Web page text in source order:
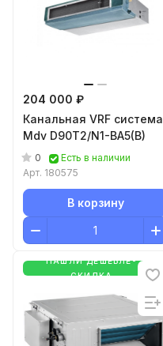
204 000 ₽
Канальная VRF система
Mdv D90T2/N1-BA5(B)
0
Есть в наличии
Арт. 180575
В корзину
НАШЛИ ДЕШЕВЛЕ-
СКИДКА